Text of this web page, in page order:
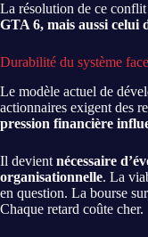
La résolution de ce
GTA 6, mais aussi celui
Durabilité du système
Le modèle actuel de
actionnaires exigent des
pression financière
Il devient nécessaire
organisationnelle. La
en question. La bourse
Chaque retard coûte cher.